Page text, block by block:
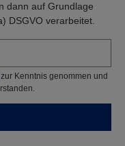
dann auf Grundlage
DSGVO verarbeitet.
zur Kenntnis genommen und